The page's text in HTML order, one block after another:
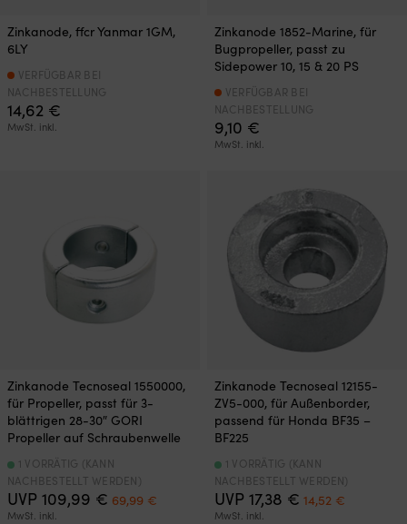
Zinkanode, ffcr Yanmar 1GM,
6LY
14,62 €
MwSt. inkl.
VERFÜGBAR BEI
NACHBESTELLUNG
Zinkanode 1852-Marine, für
Bugpropeller, passt zu
Sidepower 10, 15 & 20 PS
9,10 €
MwSt. inkl.
VERFÜGBAR BEI
NACHBESTELLUNG
Zinkanode Tecnoseal 1550000,
für Propeller, passt für 3-
blättrigen 28-30″ GORI
Propeller auf Schraubenwelle
UVP 109,99 € Ursprünglicher
Preis
69,99 €
MwSt. inkl.
1 VORRÄTIG (KANN
NACHBESTELLT WERDEN)
Zinkanode Tecnoseal 12155-
ZV5-000, für Außenborder,
passend für Honda BF35 –
BF225
UVP 17,38 € Ursprünglicher
Preis
14,52 €Aktueller
MwSt. inkl.
1 VORRÄTIG (KANN
NACHBESTELLT WERDEN)